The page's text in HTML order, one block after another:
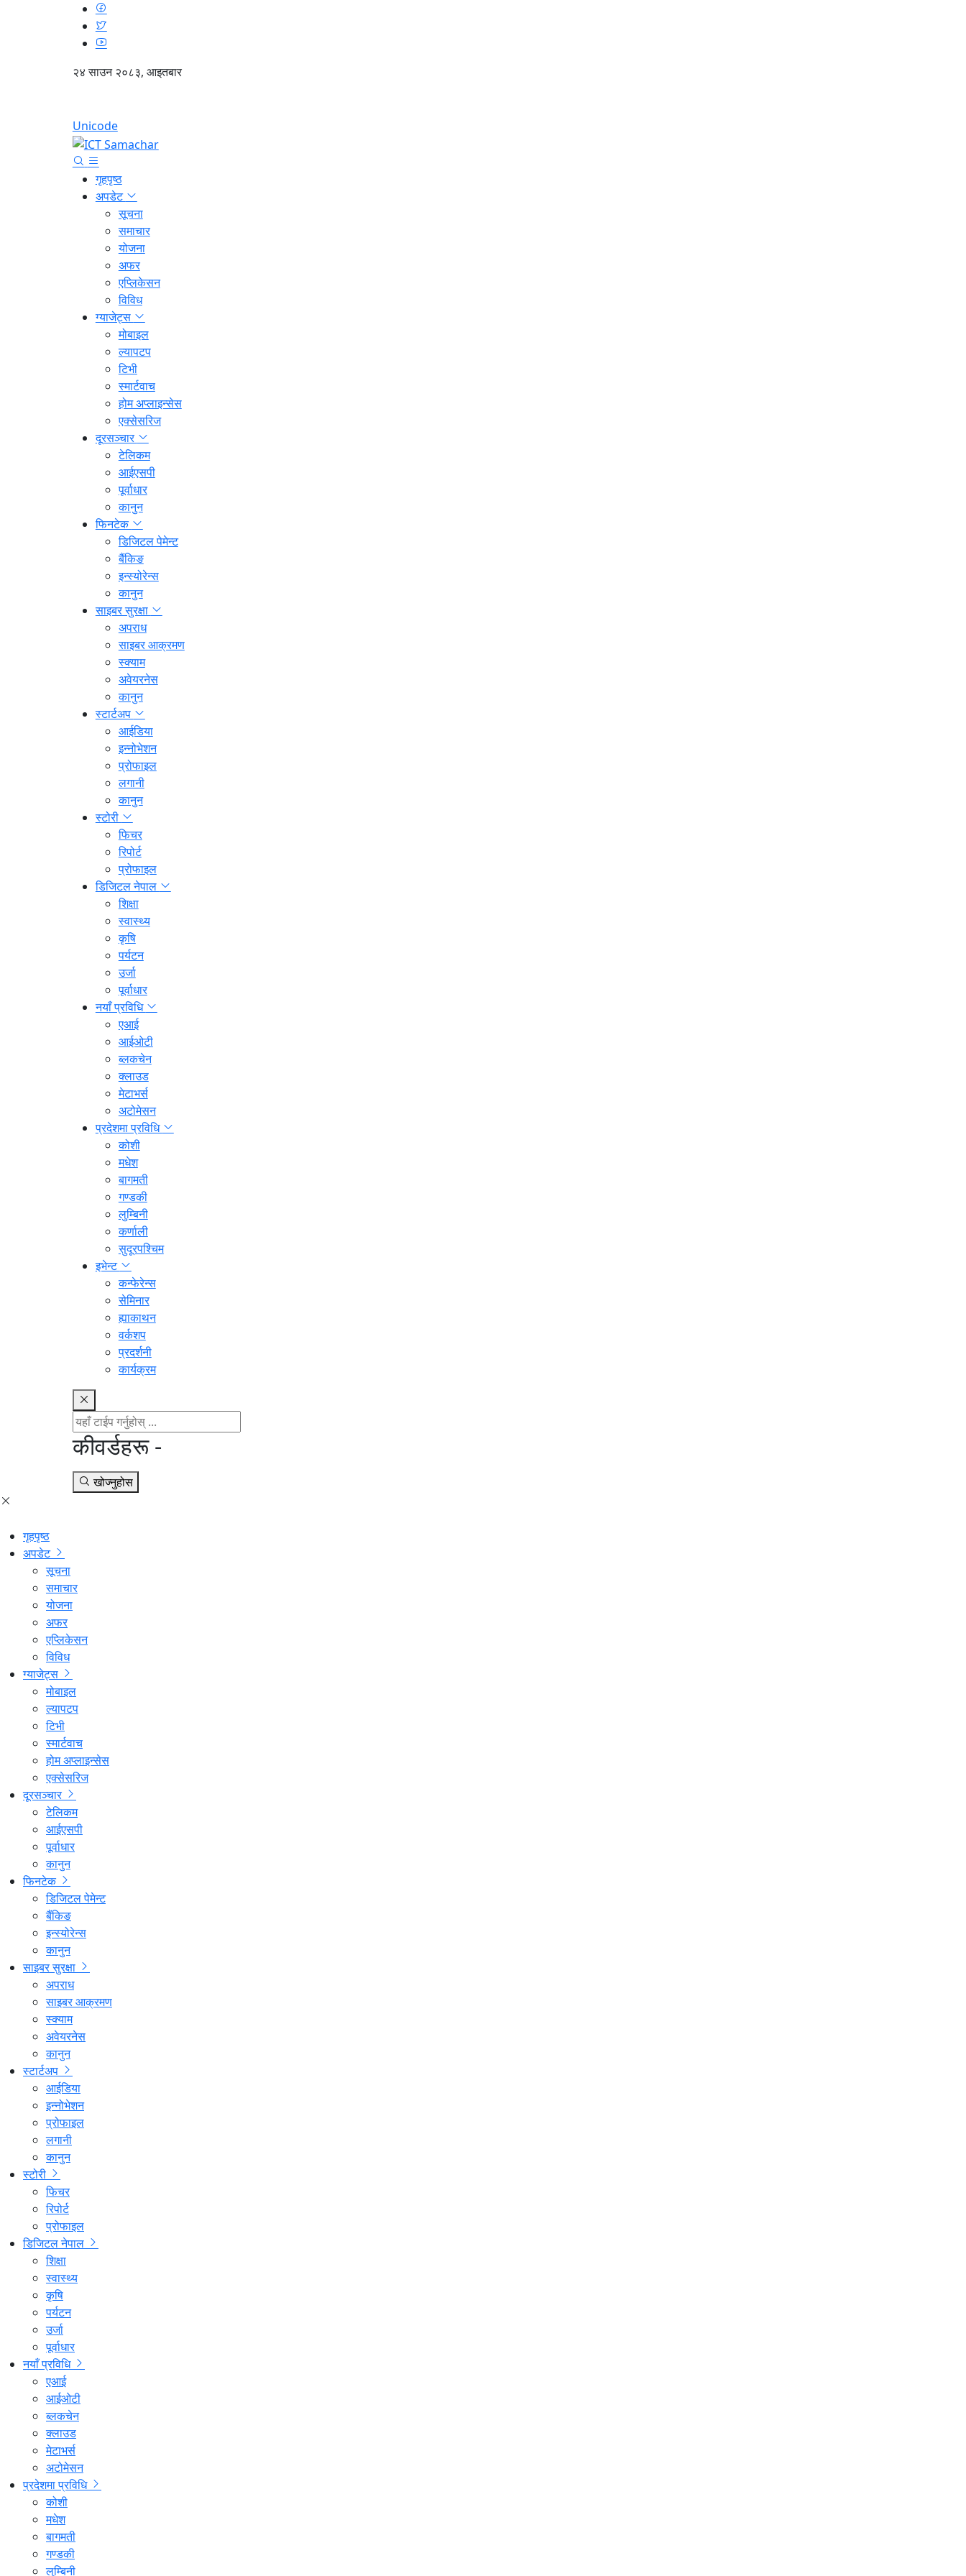
२४ साउन २०८३, आइतबार
Unicode
गृहपृष्ठ
अपडेट
सूचना
समाचार
योजना
अफर
एप्लिकेसन
विविध
ग्याजेट्स
मोबाइल
ल्यापटप
टिभी
स्मार्टवाच
होम अप्लाइन्सेस
एक्सेसरिज
दूरसञ्चार
टेलिकम
आईएसपी
पूर्वाधार
कानुन
फिनटेक
डिजिटल पेमेन्ट
बैंकिङ
इन्स्योरेन्स
कानुन
साइबर सुरक्षा
अपराध
साइबर आक्रमण
स्क्याम
अवेयरनेस
कानुन
स्टार्टअप
आईडिया
इन्नोभेशन
प्रोफाइल
लगानी
कानुन
स्टोरी
फिचर
रिपोर्ट
प्रोफाइल
डिजिटल नेपाल
शिक्षा
स्वास्थ्य
कृषि
पर्यटन
उर्जा
पूर्वाधार
नयाँ प्रविधि
एआई
आईओटी
ब्लकचेन
क्लाउड
मेटाभर्स
अटोमेसन
प्रदेशमा प्रविधि
कोशी
मधेश
बागमती
गण्डकी
लुम्बिनी
कर्णाली
सुदूरपश्चिम
इभेन्ट
कन्फेरेन्स
सेमिनार
ह्याकाथन
वर्कशप
प्रदर्शनी
कार्यक्रम
कीवर्डहरू -
खोज्नुहोस
गृहपृष्ठ
अपडेट
सूचना
समाचार
योजना
अफर
एप्लिकेसन
विविध
ग्याजेट्स
मोबाइल
ल्यापटप
टिभी
स्मार्टवाच
होम अप्लाइन्सेस
एक्सेसरिज
दूरसञ्चार
टेलिकम
आईएसपी
पूर्वाधार
कानुन
फिनटेक
डिजिटल पेमेन्ट
बैंकिङ
इन्स्योरेन्स
कानुन
साइबर सुरक्षा
अपराध
साइबर आक्रमण
स्क्याम
अवेयरनेस
कानुन
स्टार्टअप
आईडिया
इन्नोभेशन
प्रोफाइल
लगानी
कानुन
स्टोरी
फिचर
रिपोर्ट
प्रोफाइल
डिजिटल नेपाल
शिक्षा
स्वास्थ्य
कृषि
पर्यटन
उर्जा
पूर्वाधार
नयाँ प्रविधि
एआई
आईओटी
ब्लकचेन
क्लाउड
मेटाभर्स
अटोमेसन
प्रदेशमा प्रविधि
कोशी
मधेश
बागमती
गण्डकी
लुम्बिनी